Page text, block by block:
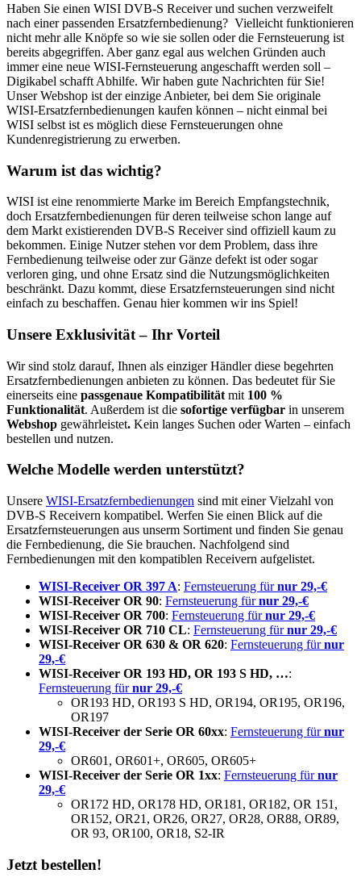
Haben Sie einen WISI DVB-S Receiver und suchen verzweifelt
nach einer passenden Ersatzfernbedienung? Vielleicht funktionieren
nicht mehr alle Knöpfe so wie sie sollen oder die Fernsteuerung ist
bereits abgegriffen. Aber ganz egal aus welchen Gründen auch
immer eine neue WISI-Fernsteuerung angeschafft werden soll –
Digikabel schafft Abhilfe. Wir haben gute Nachrichten für Sie!
Unser Webshop ist der einzige Anbieter, bei dem Sie originale
WISI-Ersatzfernbedienungen kaufen können – nicht einmal bei
WISI selbst ist es möglich diese Fernsteuerungen ohne
Kundenregistrierung zu erwerben.
Warum ist das wichtig?
WISI ist eine renommierte Marke im Bereich Empfangstechnik,
doch Ersatzfernbedienungen für deren teilweise schon lange auf
dem Markt existierenden DVB-S Receiver sind offiziell kaum zu
bekommen. Einige Nutzer stehen vor dem Problem, dass ihre
Fernbedienung teilweise oder zur Gänze defekt ist oder sogar
verloren ging, und ohne Ersatz sind die Nutzungsmöglichkeiten
beschränkt. Dazu kommt, diese Ersatzfernsteuerungen sind nicht
einfach zu beschaffen. Genau hier kommen wir ins Spiel!
Unsere Exklusivität – Ihr Vorteil
Wir sind stolz darauf, Ihnen als einziger Händler diese begehrten
Ersatzfernbedienungen anbieten zu können. Das bedeutet für Sie
einerseits eine passgenaue Kompatibilität mit 100 %
Funktionalität. Außerdem ist die sofortige verfügbar in unserem
Webshop gewährleistet. Kein langes Suchen oder Warten – einfach
bestellen und nutzen.
Welche Modelle werden unterstützt?
Unsere WISI-Ersatzfernbedienungen sind mit einer Vielzahl von
DVB-S Receivern kompatibel. Werfen Sie einen Blick auf die
Ersatzfernsteuerungen aus unserm Sortiment und finden Sie genau
die Fernbedienung, die Sie brauchen. Nachfolgend sind
Fernbedienungen mit den kompatiblen Receivern aufgelistet.
WISI-Receiver OR 397 A: Fernsteuerung fürnur 29,-€
WISI-Receiver OR 90: Fernsteuerung fürnur 29,-€
WISI-Receiver OR 700: Fernsteuerung fürnur 29,-€
WISI-Receiver OR 710 CL: Fernsteuerung fürnur 29,-€
WISI-Receiver OR 630 & OR 620: Fernsteuerung fürnur
29,-€
WISI-Receiver OR 193 HD, OR 193 S HD, …:
Fernsteuerung fürnur 29,-€
OR193 HD, OR193 S HD, OR194, OR195, OR196,
OR197
WISI-Receiver der Serie OR 60xx: Fernsteuerung fürnur
29,-€
OR601, OR601+, OR605, OR605+
WISI-Receiver der Serie OR 1xx: Fernsteuerung fürnur
29,-€
OR172 HD, OR178 HD, OR181, OR182, OR 151,
OR152, OR21, OR26, OR27, OR28, OR88, OR89,
OR 93, OR100, OR18, S2-IR
Jetzt bestellen!